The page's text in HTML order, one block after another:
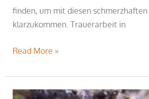
finden, um mit diesen
klarzukommen. Trauerarbeit in
Read More »
Emotionen